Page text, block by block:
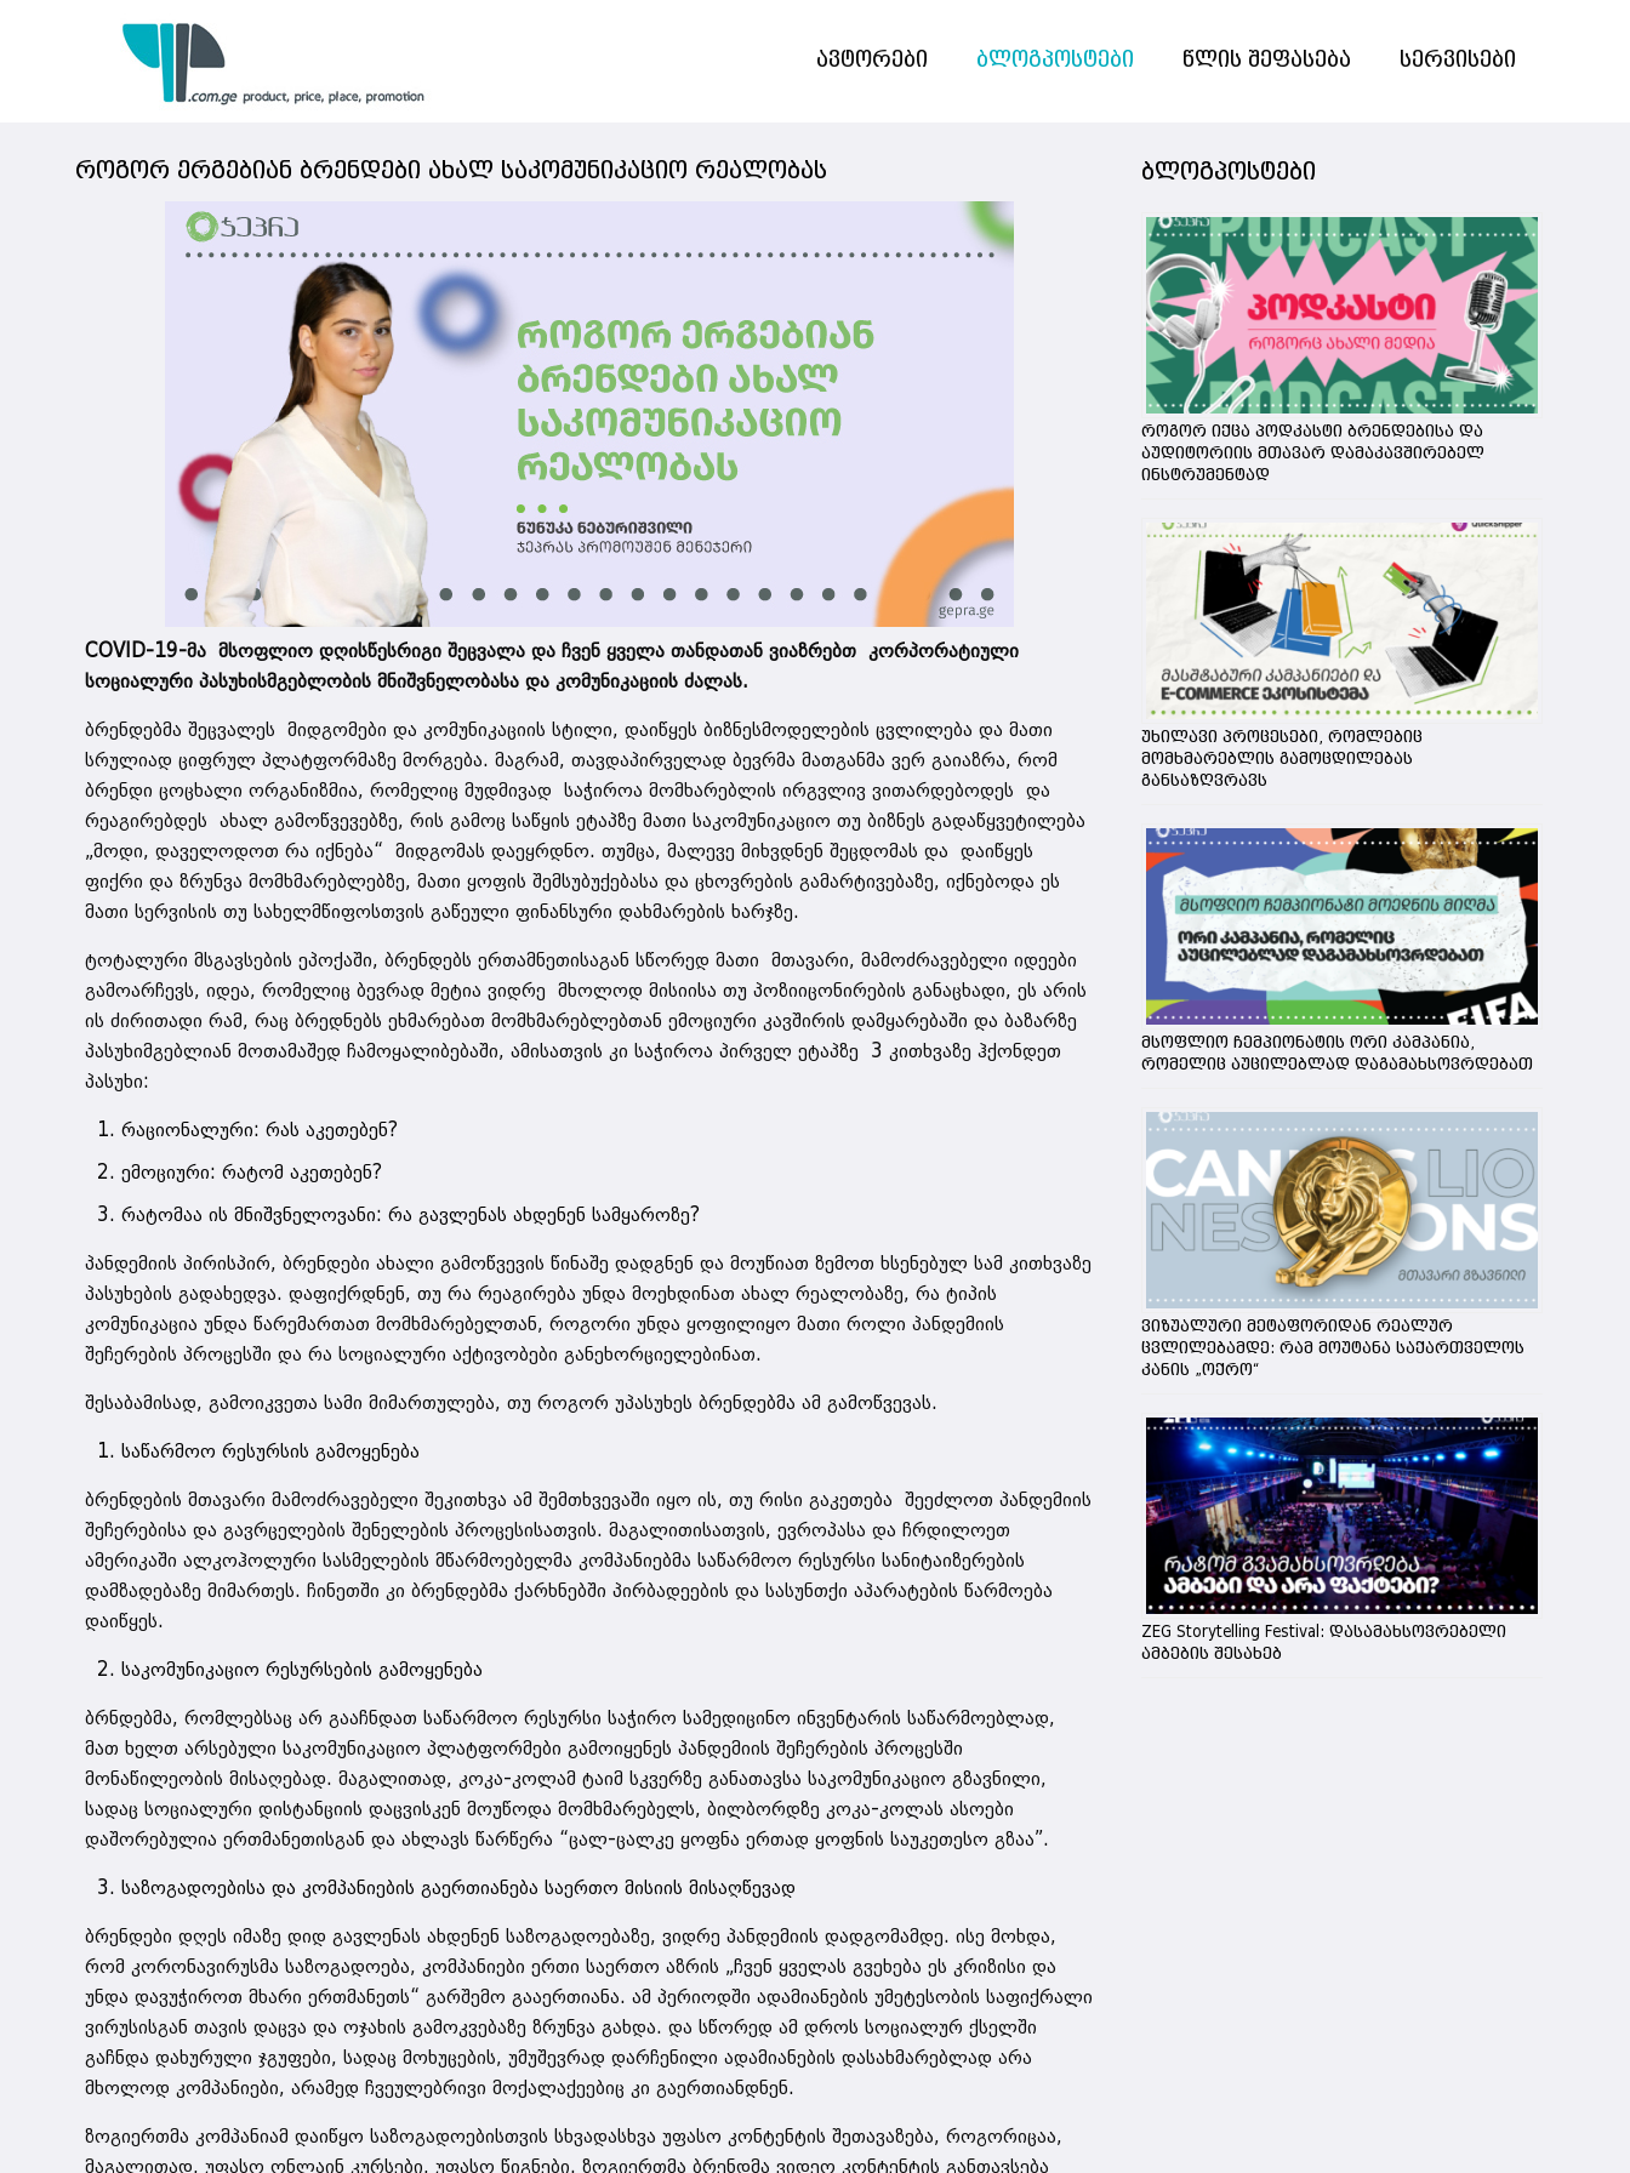
ავტორები ბლოგპოსტები წლის შეფასება სერვისები
როგორ ერგებიან ბრენდები ახალ საკომუნიკაციო რეალობას
COVID-19-მა მსოფლიო დღისწესრიგი შეცვალა და ჩვენ ყველა თანდათან ვიაზრებთ კორპორატიული
სოციალური პასუხისმგებლობის მნიშვნელობასა და კომუნიკაციის ძალას.
ბრენდებმა შეცვალეს მიდგომები და კომუნიკაციის სტილი, დაიწყეს ბიზნესმოდელების ცვლილება და მათი
სრულიად ციფრულ პლატფორმაზე მორგება. მაგრამ, თავდაპირველად ბევრმა მათგანმა ვერ გაიაზრა, რომ
ბრენდი ცოცხალი ორგანიზმია, რომელიც მუდმივად საჭიროა მომხარებლის ირგვლივ ვითარდებოდეს და
რეაგირებდეს ახალ გამოწვევებზე, რის გამოც საწყის ეტაპზე მათი საკომუნიკაციო თუ ბიზნეს გადაწყვეტილება
„მოდი, დაველოდოთ რა იქნება“ მიდგომას დაეყრდნო. თუმცა, მალევე მიხვდნენ შეცდომას და დაიწყეს
ფიქრი და ზრუნვა მომხმარებლებზე, მათი ყოფის შემსუბუქებასა და ცხოვრების გამარტივებაზე, იქნებოდა ეს
მათი სერვისის თუ სახელმწიფოსთვის გაწეული ფინანსური დახმარების ხარჯზე.
ტოტალური მსგავსების ეპოქაში, ბრენდებს ერთამნეთისაგან სწორედ მათი მთავარი, მამოძრავებელი იდეები
გამოარჩევს, იდეა, რომელიც ბევრად მეტია ვიდრე მხოლოდ მისიისა თუ პოზიიცონირების განაცხადი, ეს არის
ის ძირითადი რამ, რაც ბრედნებს ეხმარებათ მომხმარებლებთან ემოციური კავშირის დამყარებაში და ბაზარზე
პასუხიმგებლიან მოთამაშედ ჩამოყალიბებაში, ამისათვის კი საჭიროა პირველ ეტაპზე 3 კითხვაზე ჰქონდეთ
პასუხი:
რაციონალური: რას აკეთებენ?
ემოციური: რატომ აკეთებენ?
რატომაა ის მნიშვნელოვანი: რა გავლენას ახდენენ სამყაროზე?
პანდემიის პირისპირ, ბრენდები ახალი გამოწვევის წინაშე დადგნენ და მოუწიათ ზემოთ ხსენებულ სამ კითხვაზე
პასუხების გადახედვა. დაფიქრდნენ, თუ რა რეაგირება უნდა მოეხდინათ ახალ რეალობაზე, რა ტიპის
კომუნიკაცია უნდა წარემართათ მომხმარებელთან, როგორი უნდა ყოფილიყო მათი როლი პანდემიის
შეჩერების პროცესში და რა სოციალური აქტივობები განეხორციელებინათ.
შესაბამისად, გამოიკვეთა სამი მიმართულება, თუ როგორ უპასუხეს ბრენდებმა ამ გამოწვევას.
საწარმოო რესურსის გამოყენება
ბრენდების მთავარი მამოძრავებელი შეკითხვა ამ შემთხვევაში იყო ის, თუ რისი გაკეთება შეეძლოთ პანდემიის
შეჩერებისა და გავრცელების შენელების პროცესისათვის. მაგალითისათვის, ევროპასა და ჩრდილოეთ
ამერიკაში ალკოჰოლური სასმელების მწარმოებელმა კომპანიებმა საწარმოო რესურსი სანიტაიზერების
დამზადებაზე მიმართეს. ჩინეთში კი ბრენდებმა ქარხნებში პირბადეების და სასუნთქი აპარატების წარმოება
დაიწყეს.
საკომუნიკაციო რესურსების გამოყენება
ბრნდებმა, რომლებსაც არ გააჩნდათ საწარმოო რესურსი საჭირო სამედიცინო ინვენტარის საწარმოებლად,
მათ ხელთ არსებული საკომუნიკაციო პლატფორმები გამოიყენეს პანდემიის შეჩერების პროცესში
მონაწილეობის მისაღებად. მაგალითად, კოკა-კოლამ ტაიმ სკვერზე განათავსა საკომუნიკაციო გზავნილი,
სადაც სოციალური დისტანციის დაცვისკენ მოუწოდა მომხმარებელს, ბილბორდზე კოკა-კოლას ასოები
დაშორებულია ერთმანეთისგან და ახლავს წარწერა “ცალ-ცალკე ყოფნა ერთად ყოფნის საუკეთესო გზაა”.
საზოგადოებისა და კომპანიების გაერთიანება საერთო მისიის მისაღწევად
ბრენდები დღეს იმაზე დიდ გავლენას ახდენენ საზოგადოებაზე, ვიდრე პანდემიის დადგომამდე. ისე მოხდა,
რომ კორონავირუსმა საზოგადოება, კომპანიები ერთი საერთო აზრის „ჩვენ ყველას გვეხება ეს კრიზისი და
უნდა დავუჭიროთ მხარი ერთმანეთს“ გარშემო გააერთიანა. ამ პერიოდში ადამიანების უმეტესობის საფიქრალი
ვირუსისგან თავის დაცვა და ოჯახის გამოკვებაზე ზრუნვა გახდა. და სწორედ ამ დროს სოციალურ ქსელში
გაჩნდა დახურული ჯგუფები, სადაც მოხუცების, უმუშევრად დარჩენილი ადამიანების დასახმარებლად არა
მხოლოდ კომპანიები, არამედ ჩვეულებრივი მოქალაქეებიც კი გაერთიანდნენ.
ზოგიერთმა კომპანიამ დაიწყო საზოგადოებისთვის სხვადასხვა უფასო კონტენტის შეთავაზება, როგორიცაა,
მაგალითად, უფასო ონლაინ კურსები, უფასო წიგნები. ზოგიერთმა ბრენდმა ვიდეო კონტენტის განთავსება
ბლოგპოსტები
როგორ იქცა პოდკასტი ბრენდებისა და
აუდიტორიის მთავარ დამაკავშირებელ
ინსტრუმენტად
უხილავი პროცესები, რომლებიც
მომხმარებლის გამოცდილებას
განსაზღვრავს
მსოფლიო ჩემპიონატის ორი კამპანია,
რომელიც აუცილებლად დაგამახსოვრდებათ
ვიზუალური მეტაფორიდან რეალურ
ცვლილებამდე: რამ მოუტანა საქართველოს
კანის „ოქრო“
ZEG Storytelling Festival: დასამახსოვრებელი
ამბების შესახებ